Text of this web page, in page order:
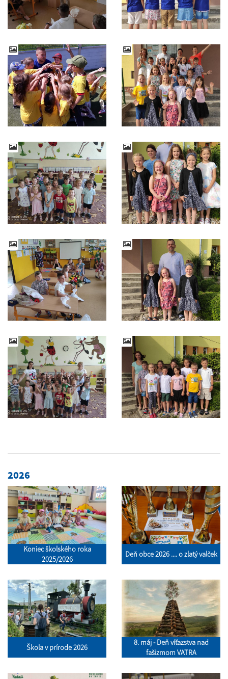
2026
Koniec školského roka
2025/2026
Deň obce 2026 .... o zlatý valček
Škola v prírode 2026
8. máj - Deň víťazstva nad
fašizmom VATRA